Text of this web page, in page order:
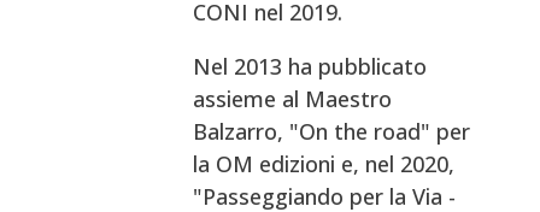
CONI nel 2019.
Nel 2013 ha pubblicato
assieme al Maestro
Balzarro, "On the road" per
la OM edizioni e, nel 2020,
"Passeggiando per la Via -